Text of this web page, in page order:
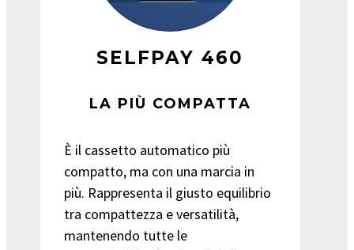
SELFPAY 460
LA PIÙ COMPATTA
È il cassetto automatico più
compatto, ma con una marcia in
più. Rappresenta il giusto equilibrio
tra compattezza e versatilità,
mantenendo tutte le